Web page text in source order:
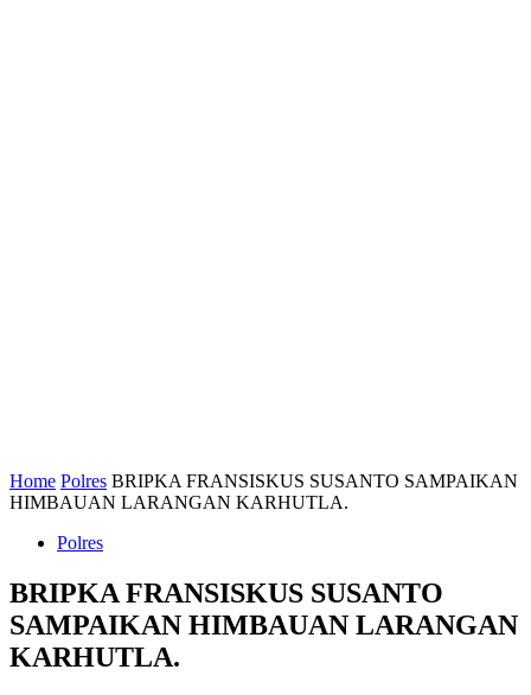
Home Polres BRIPKA FRANSISKUS SUSANTO SAMPAIKAN
HIMBAUAN LARANGAN KARHUTLA.
Polres
BRIPKA FRANSISKUS SUSANTO
SAMPAIKAN HIMBAUAN LARANGAN
KARHUTLA.